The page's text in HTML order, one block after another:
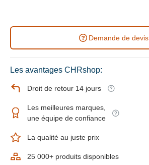
Demande de devis
Les avantages CHRshop:
Droit de retour 14 jours
Les meilleures marques,
une équipe de confiance
La qualité au juste prix
25 000+ produits disponibles